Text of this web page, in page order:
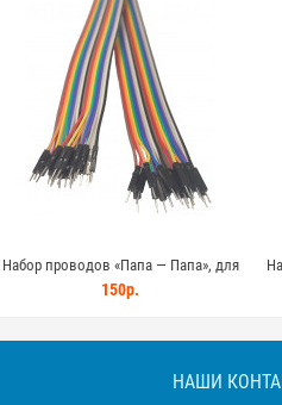
Набор проводов «Папа — Папа», для
Arduino, 20шт, 40см для Arduino, STM32,
150р.
НАШИ